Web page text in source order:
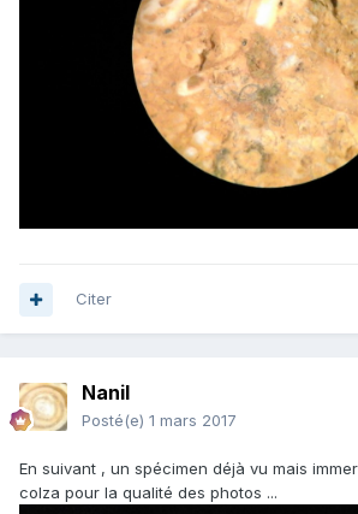
Citer
Nanil
Posté(e) 1 mars 2017
En suivant , un spécimen déjà vu mais
colza pour la qualité des photos ...